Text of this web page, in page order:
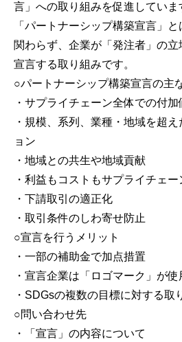
言」への取り組みを促進していま
「パートナーシップ構築宣言」
関わらず、企業が「発注者」の
宣言する取り組みです。
○パートナーシップ構築宣言の主
・サプライチェーン全体での付加
・規模、系列、業種・地域を超
ョン
・地域との共生や地域貢献
・利益もコストもサプライチェ
・下請取引の適正化
・取引条件のしわ寄せ防止
○宣言を行うメリット
・一部の補助金で加点措置
・宣言企業は「ロゴマーク」が使
・SDGsの複数の目標に対する取
○問い合わせ先
・「宣言」の内容について